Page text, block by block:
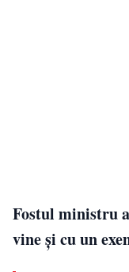
Fostul ministru
vine și cu un